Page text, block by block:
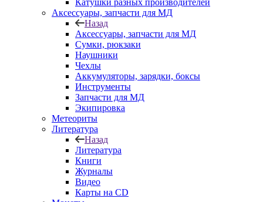
Катушки разных производителей
Аксессуары, запчасти для МД
Назад
Аксессуары, запчасти для МД
Сумки, рюкзаки
Наушники
Чехлы
Аккумуляторы, зарядки, боксы
Инструменты
Запчасти для МД
Экипировка
Метеориты
Литература
Назад
Литература
Книги
Журналы
Видео
Карты на CD